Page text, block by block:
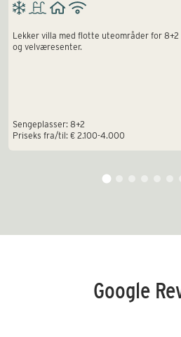
suiten har plass til 4
inn til ytterligere dobbeltrom,
som sover i først dobbeltrom
Lekker villa med flotte uteområder for
og velværesenter.
Sengeplasser: 8+2
Priseks fra/til: € 2.100-4.000
Google